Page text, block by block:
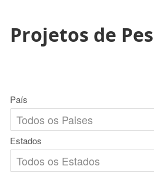
Projetos de
País
Estados